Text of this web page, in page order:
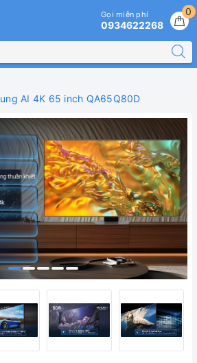
0
Gọi miễn phí
0934622268
AI 4K 65 inch QA65Q80D